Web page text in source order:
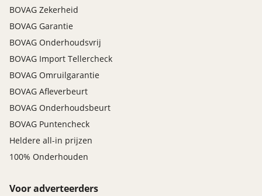
BOVAG Zekerheid
BOVAG Garantie
BOVAG Onderhoudsvrij
BOVAG Import Tellercheck
BOVAG Omruilgarantie
BOVAG Afleverbeurt
BOVAG Onderhoudsbeurt
BOVAG Puntencheck
Heldere all-in prijzen
100% Onderhouden
Voor adverteerders